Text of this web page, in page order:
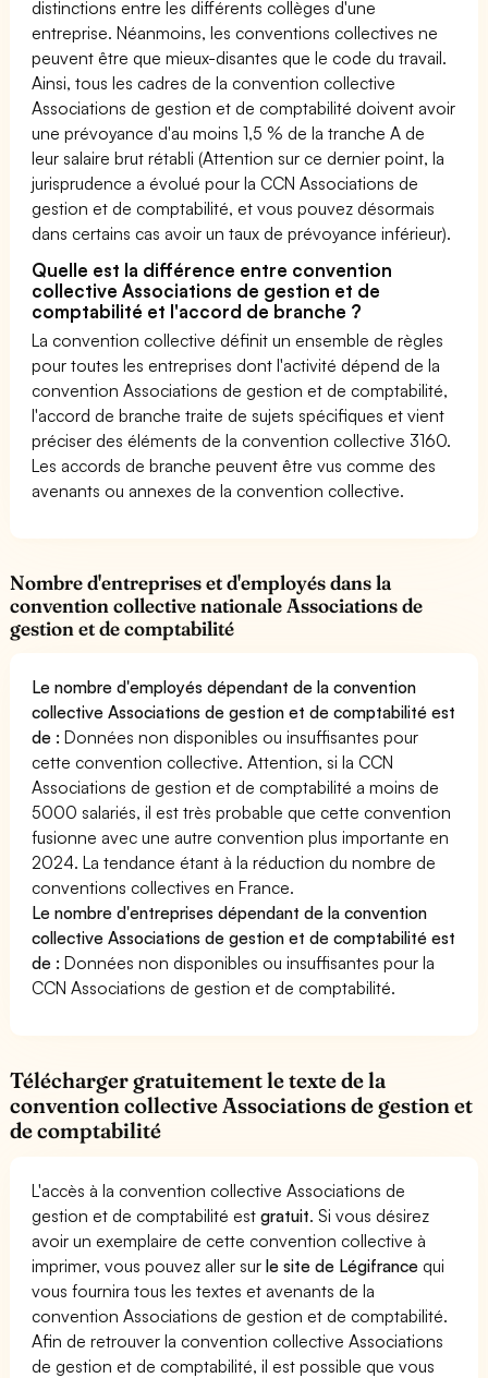
distinctions entre les différents collèges d'une
entreprise. Néanmoins, les conventions collectives ne
peuvent être que mieux-disantes que le code du travail.
Ainsi, tous les cadres de la convention collective
Associations de gestion et de comptabilité doivent avoir
une prévoyance d'au moins 1,5 % de la tranche A de
leur salaire brut rétabli (Attention sur ce dernier point, la
jurisprudence a évolué pour la CCN Associations de
gestion et de comptabilité, et vous pouvez désormais
dans certains cas avoir un taux de prévoyance inférieur).
Quelle est la différence entre convention
collective Associations de gestion et de
comptabilité et l'accord de branche ?
La convention collective définit un ensemble de règles
pour toutes les entreprises dont l'activité dépend de la
convention Associations de gestion et de comptabilité,
l'accord de branche traite de sujets spécifiques et vient
préciser des éléments de la convention collective 3160.
Les accords de branche peuvent être vus comme des
avenants ou annexes de la convention collective.
Nombre d'entreprises et d'employés dans la
convention collective nationale Associations de
gestion et de comptabilité
Le nombre d'employés dépendant de la convention
collective Associations de gestion et de comptabilité est
de :Données non disponibles ou insuffisantes pour
cette convention collective. Attention, si la CCN
Associations de gestion et de comptabilité a moins de
5000 salariés, il est très probable que cette convention
fusionne avec une autre convention plus importante en
2024. La tendance étant à la réduction du nombre de
conventions collectives en France.
Le nombre d'entreprises dépendant de la convention
collective Associations de gestion et de comptabilité est
de :Données non disponibles ou insuffisantes pour la
CCN Associations de gestion et de comptabilité.
Télécharger gratuitement le texte de la
convention collective Associations de gestion et
de comptabilité
L'accès à la convention collective Associations de
gestion et de comptabilité estgratuit. Si vous désirez
avoir un exemplaire de cette convention collective à
imprimer, vous pouvez aller surle site de Légifrance qui
vous fournira tous les textes et avenants de la
convention Associations de gestion et de comptabilité.
Afin de retrouver la convention collective Associations
de gestion et de comptabilité, il est possible que vous